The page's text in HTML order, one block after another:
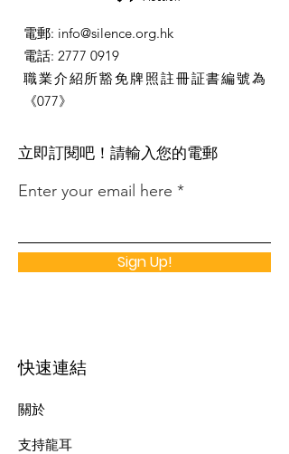
電郵: info@silence.org.hk
電話: 2777 0919
職業介紹所豁免牌照註冊証書編號為
《077》
​立即訂閱吧！請輸入您的電郵
Enter your email here
Sign Up!
快速連結
關於
支持龍耳